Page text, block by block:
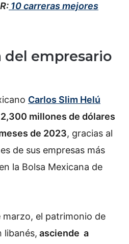
10 carreras mejores
del empresario
Carlos Slim Helú
millones de dólares
de 2023, gracias al
de sus empresas más
la Bolsa Mexicana de
marzo, el patrimonio de
libanés, asciende a